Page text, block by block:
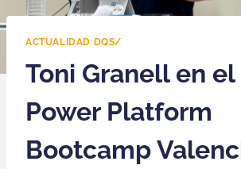
ACTUALIDAD DQS/
Toni Granell en
Power Platform
Bootcamp